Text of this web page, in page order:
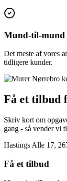
Mund-til-mund
Det meste af vores
tidligere kunder.
Få et tilbud
Skriv kort om
gang - så vender vi
Hastings Alle 17,
Få et tilbud